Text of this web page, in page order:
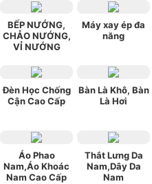
BẾP NƯỚNG,
CHẢO NƯỚNG,
VỈ NƯỚNG
Máy xay ép đa
năng
Đèn Học Chống
Cận Cao Cấp
Bàn Là Khô, Bàn
Là Hơi
Áo Phao
Nam,Áo Khoác
Nam Cao Cấp
Thắt Lưng Da
Nam,Dây Da
Nam